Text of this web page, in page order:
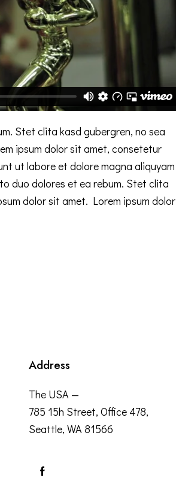
Stet clita kasd gubergren, no sea
ipsum dolor sit amet, consetetur
ut labore et dolore magna aliquyam
duo dolores et ea rebum. Stet clita
dolor sit amet. Lorem ipsum dolor
Address
The USA —
785 15h Street, Office 478,
Seattle, WA 81566